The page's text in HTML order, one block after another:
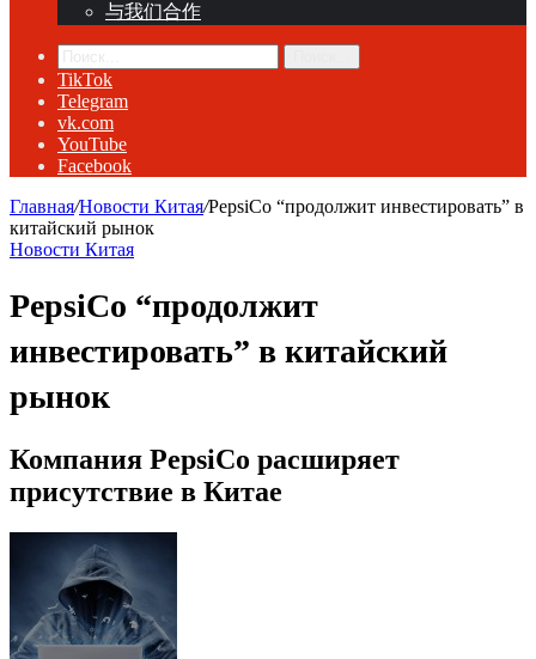
与我们合作
TikTok
Telegram
vk.com
YouTube
Facebook
Главная/Новости Китая/PepsiCo “продолжит инвестировать” в
китайский рынок
Новости Китая
PepsiCo “продолжит
инвестировать” в китайский
рынок
Компания PepsiCo расширяет
присутствие в Китае